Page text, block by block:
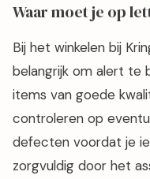
Waar moet je op
Bij het winkelen bij
belangrijk om alert te
items van goede
controleren op
defecten voordat je
zorgvuldig door het